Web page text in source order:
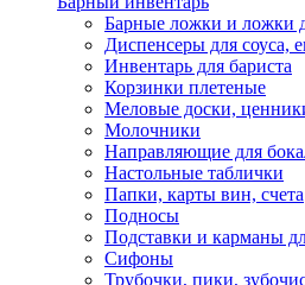
Барные ложки и ложки
Диспенсеры для соуса,
Инвентарь для бариста
Корзинки плетеные
Меловые доски,
Молочники
Направляющие для
Настольные таблички
Папки, карты вин, счета
Подносы
Подставки и карманы
Сифоны
Трубочки, пики,